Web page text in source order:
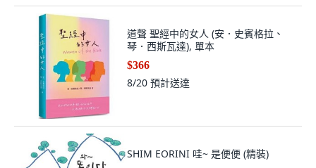
道聲 聖經中的女人 (安．史賓格拉、
琴．西斯瓦達), 單本
$366
8/20 預計送達
SHIM EORINI 哇~ 是便便 (精裝)